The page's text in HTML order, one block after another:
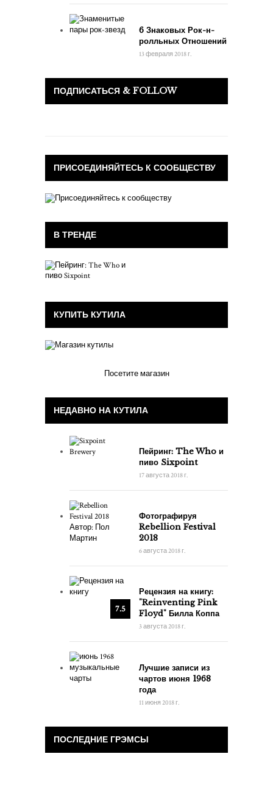
6 Знаковых Рок-н-
ролльных Отношений
13 февраля 2018 г.
ПОДПИСАТЬСЯ & FOLLOW
ПРИСОЕДИНЯЙТЕСЬ К СООБЩЕСТВУ
В ТРЕНДЕ
КУПИТЬ КУТИЛА
Посетите магазин
НЕДАВНО НА КУТИЛА
Пейринг: The Who и
пиво Sixpoint
17 августа 2018 г.
Фотографируя
Rebellion Festival
2018
6 августа 2018 г.
7.5
Рецензия на книгу:
"Reinventing Pink
Floyd" Билла Коппа
3 августа 2018 г.
Лучшие записи из
чартов июня 1968
года
11 июня 2018 г.
ПОСЛЕДНИЕ ГРЭМСЫ